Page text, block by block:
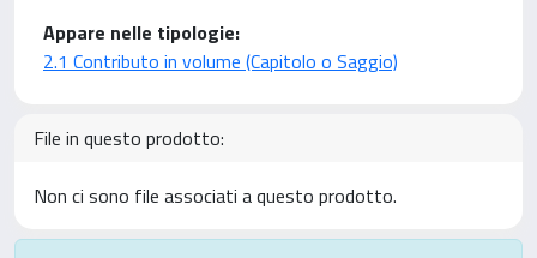
Appare nelle tipologie:
2.1 Contributo in volume (Capitolo o Saggio)
File in questo prodotto:
Non ci sono file associati a questo prodotto.